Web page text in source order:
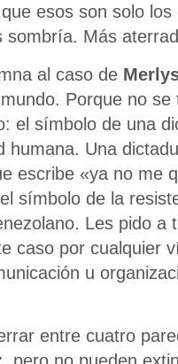
esos son solo
sombría. Más
al caso de
Porque no
el símbolo de una
humana. Una
escribe «ya no me
símbolo de la
Les pido a
caso por cualquier
u
entre cuatro
pero no pueden